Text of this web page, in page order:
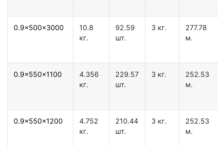
0.9x500x3000
10.8
кг.
92.59
шт.
3 кг.
277.78
м.
0.9x550x1100
4.356
кг.
229.57
шт.
3 кг.
252.53
м.
0.9x550x1200
4.752
кг.
210.44
шт.
3 кг.
252.53
м.